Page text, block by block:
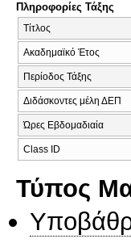
Πληροφορίες Τάξης
Τίτλος
Ακαδημαϊκό Έτος
Περίοδος Τάξης
Διδάσκοντες μέλη ΔΕΠ
Ώρες Εβδομαδιαία
Class ID
Τύπος